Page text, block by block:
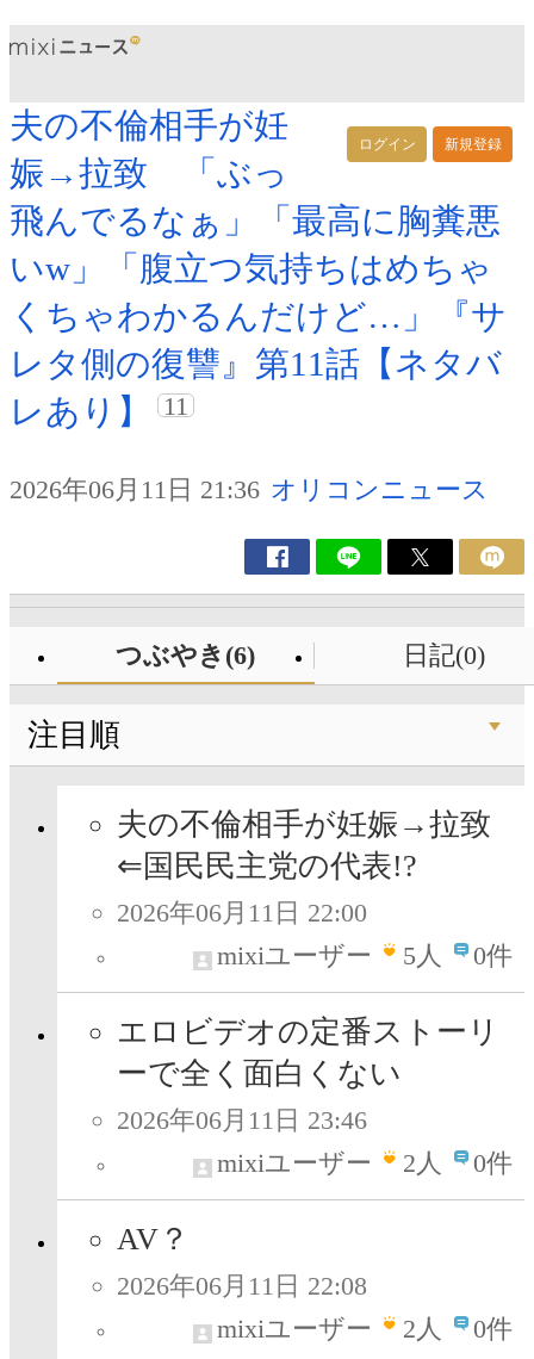
ログイン 新規登録
夫の不倫相手が妊
娠→拉致 「ぶっ
飛んでるなぁ」「最高に胸糞悪
いw」「腹立つ気持ちはめちゃ
くちゃわかるんだけど…」『サ
レタ側の復讐』第11話【ネタバ
レあり】
11
2026年06月11日 21:36 オリコンニュース
つぶやき(6) 日記(0)
注目順
夫の不倫相手が妊娠→拉致
⇐国民民主党の代表!?
2026年06月11日 22:00
mixiユーザー
5人 0件
エロビデオの定番ストーリ
ーで全く面白くない
2026年06月11日 23:46
mixiユーザー
2人 0件
AV？
2026年06月11日 22:08
mixiユーザー
2人 0件